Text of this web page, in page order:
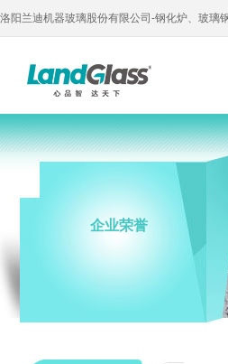
洛阳兰迪机器玻璃股份有限公司-钢化炉、玻璃
企业荣誉